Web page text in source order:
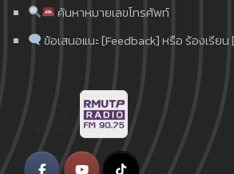
ค้นหาหมายเลขโทรศัพท์
ข้อเสนอแนะ [Feedback] หรือ ร้องเรีย